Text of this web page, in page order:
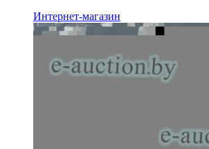
Интернет-магазин